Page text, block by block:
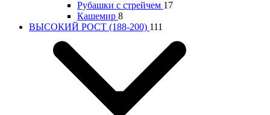
Рубашки с стрейчем 17
Кашемир 8
ВЫСОКИЙ РОСТ (188-200) 111